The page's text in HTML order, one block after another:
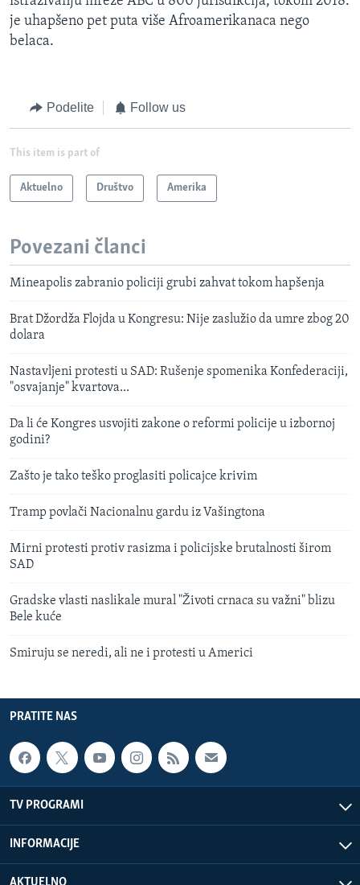
je uhapšeno pet puta više Afroamerikanaca nego
belaca.
Podelite Follow us
This item is part of
Aktuelno Društvo Amerika
Povezani članci
Mineapolis zabranio policiji grubi zahvat tokom hapšenja
Brat Džordža Flojda u Kongresu: Nije zaslužio da umre zbog 20
dolara
Nastavljeni protesti u SAD: Rušenje spomenika Konfederaciji,
"osvajanje" kvartova...
Da li će Kongres usvojiti zakone o reformi policije u izbornoj
godini?
Zašto je tako teško proglasiti policajce krivim
Tramp povlači Nacionalnu gardu iz Vašingtona
Mirni protesti protiv rasizma i policijske brutalnosti širom
SAD
Gradske vlasti naslikale mural "Životi crnaca su važni" blizu
Bele kuće
Smiruju se neredi, ali ne i protesti u Americi
PRATITE NAS
TV PROGRAMI
INFORMACIJE
AKTUELNO